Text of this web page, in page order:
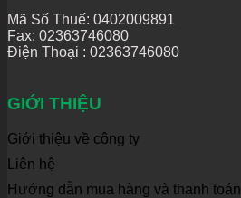
Mã Số Thuế: 0402009891
Fax: 02363746080
Điện Thoại : 02363746080
GIỚI THIỆU
Giới thiệu về công ty
Liên hệ
Hướng dẫn mua hàng và thanh toán